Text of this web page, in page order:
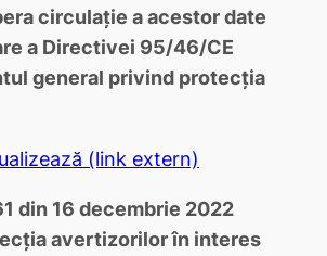
circulaţie a acestor date
a Directivei 95/46/CE
general privind protecţia
(link extern)
din 16 decembrie 2022
avertizorilor în interes